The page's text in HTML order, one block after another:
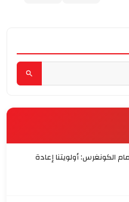
وارش في أول شهادة أمام الكونغرس: أولويتنا إعادة